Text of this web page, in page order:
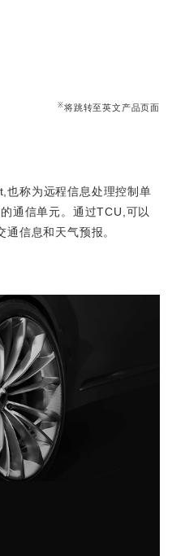
※将跳转至英文产品页面
称为远程信息处理控制单
通信单元。通过TCU,可以
信息和天气预报。